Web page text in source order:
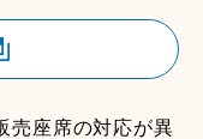
売座席の対応が異